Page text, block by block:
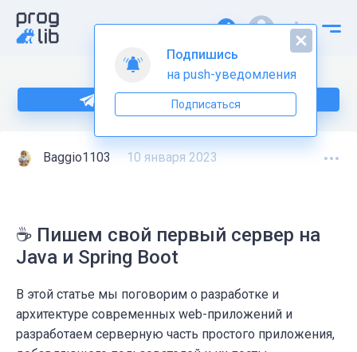
Больше информации по Java тут
Baggio1103 10 января 2023
☕ Пишем свой первый сервер на
Java и Spring Boot
В этой статье мы поговорим о разработке и
архитектуре современных web-приложений и
разработаем серверную часть простого приложения,
Подпишись
на push-уведомления
Подписаться